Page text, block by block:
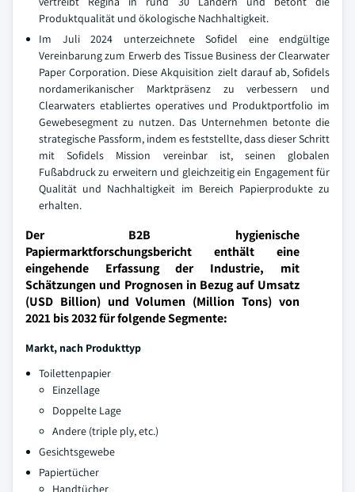
Produktqualität und ökologische Nachhaltigkeit.
Im Juli 2024 unterzeichnete Sofidel eine endgültige
Vereinbarung zum Erwerb des Tissue Business der Clearwater
Paper Corporation. Diese Akquisition zielt darauf ab, Sofidels
nordamerikanischer Marktpräsenz zu verbessern und
Clearwaters etabliertes operatives und Produktportfolio im
Gewebesegment zu nutzen. Das Unternehmen betonte die
strategische Passform, indem es feststellte, dass dieser Schritt
mit Sofidels Mission vereinbar ist, seinen globalen
Fußabdruck zu erweitern und gleichzeitig ein Engagement für
Qualität und Nachhaltigkeit im Bereich Papierprodukte zu
erhalten.
Der B2B hygienische
Papiermarktforschungsbericht enthält eine
eingehende Erfassung der Industrie, mit
Schätzungen und Prognosen in Bezug auf Umsatz
(USD Billion) und Volumen (Million Tons) von
2021 bis 2032 für folgende Segmente:
Markt, nach Produkttyp
Toilettenpapier
Einzellage
Doppelte Lage
Andere (triple ply, etc.)
Gesichtsgewebe
Papiertücher
Handtücher